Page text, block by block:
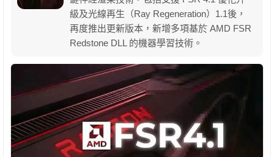
級及光線再生（Ray Regeneration）1.1後，
再度推出更新版本，新增多項基於 AMD FSR
Redstone DLL 的機器學習技術。